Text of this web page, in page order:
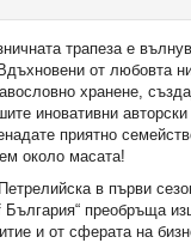
трапеза е
от любовта
хранене,
иновативни авторски
приятно
около масата!
в първи
преобръща
и от сферата на